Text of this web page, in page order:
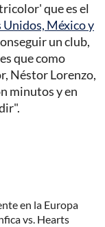
que es el
Unidos, México y
un club,
que como
Néstor Lorenzo,
minutos y en
en la Europa
vs. Hearts